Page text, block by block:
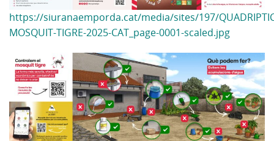
https://siuranaemporda.cat/media/sites/197/
MOSQUIT-TIGRE-2025-CAT_page-0001-scaled.jpg